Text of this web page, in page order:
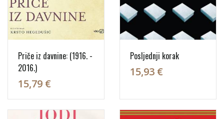
Priče iz davnine: (1916. -
2016.)
15,79 €
Posljednji korak
15,93 €